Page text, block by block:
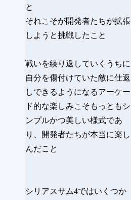
と
それこそが開発者たちが拡張
しようと挑戦したこと
戦いを繰り返していくうちに
自分を傷付けていた敵に仕返
しできるようになるアーケー
ド的な楽しみこそもっともシ
ンプルかつ美しい様式であ
り、開発者たちが本当に楽し
んだこと
シリアスサム4ではいくつか